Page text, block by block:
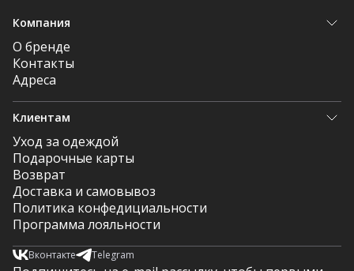
Компания
О бренде
Контакты
Адреса
Клиентам
Уход за одеждой
Подарочные карты
Возврат
Доставка и самовывоз
Политика конфедициальности
Программа лояльности
Вконтакте Telegram